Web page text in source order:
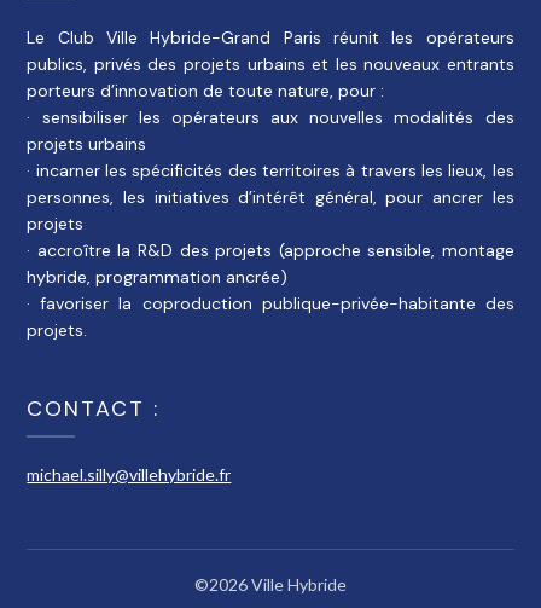
Le Club Ville Hybride-Grand Paris réunit les opérateurs
publics, privés des projets urbains et les nouveaux entrants
porteurs d’innovation de toute nature, pour :
· sensibiliser les opérateurs aux nouvelles modalités des
projets urbains
· incarner les spécificités des territoires à travers les lieux, les
personnes, les initiatives d’intérêt général, pour ancrer les
projets
· accroître la R&D des projets (approche sensible, montage
hybride, programmation ancrée)
· favoriser la coproduction publique-privée-habitante des
projets.
CONTACT :
michael.silly@villehybride.fr
©2026 Ville Hybride